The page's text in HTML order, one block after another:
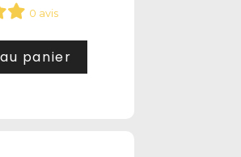
0 avis
panier